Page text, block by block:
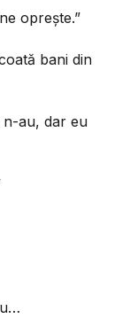
oprește.”
bani din
n-au, dar eu